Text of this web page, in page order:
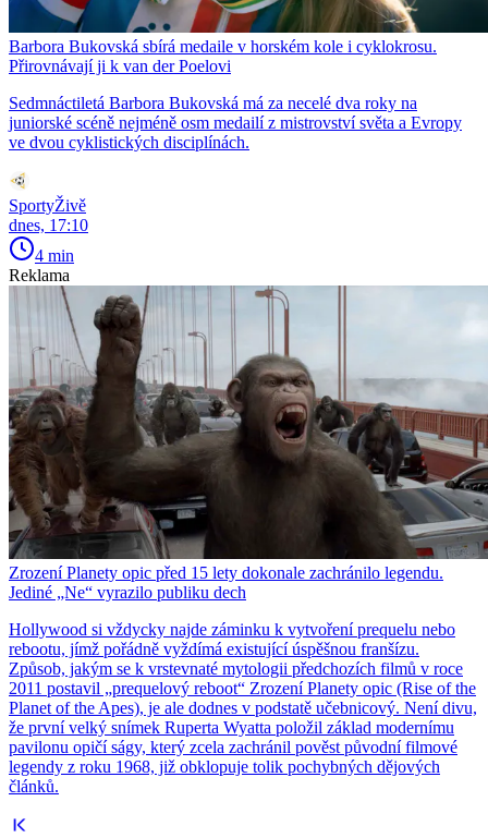
Barbora Bukovská sbírá medaile v horském kole i cyklokrosu.
Přirovnávají ji k van der Poelovi
Sedmnáctiletá Barbora Bukovská má za necelé dva roky na
juniorské scéně nejméně osm medailí z mistrovství světa a Evropy
ve dvou cyklistických disciplínách.
SportyŽivě
dnes, 17:10
4 min
Reklama
Zrození Planety opic před 15 lety dokonale zachránilo legendu.
Jediné „Ne“ vyrazilo publiku dech
Hollywood si vždycky najde záminku k vytvoření prequelu nebo
rebootu, jímž pořádně vyždímá existující úspěšnou franšízu.
Způsob, jakým se k vrstevnaté mytologii předchozích filmů v roce
2011 postavil „prequelový reboot“ Zrození Planety opic (Rise of the
Planet of the Apes), je ale dodnes v podstatě učebnicový. Není divu,
že první velký snímek Ruperta Wyatta položil základ modernímu
pavilonu opičí ságy, který zcela zachránil pověst původní filmové
legendy z roku 1968, již obklopuje tolik pochybných dějových
článků.